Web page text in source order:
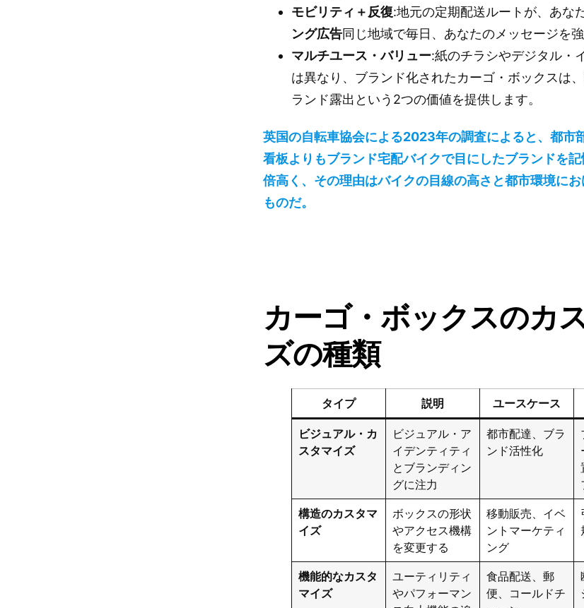
モビリティ＋反復:地元の定期配送ルートが、あな
ング広告同じ地域で毎日、あなたのメッセージを強
マルチユース・バリュー:紙のチラシやデジタル・
は異なり、ブランド化されたカーゴ・ボックスは
ランド露出という2つの価値を提供します。
英国の自転車協会による2023年の調査によると、都市
看板よりもブランド宅配バイクで目にしたブランドを
倍高く、その理由はバイクの目線の高さと都市環境に
ものだ。
カーゴ・ボックスのカ
ズの種類
タイプ 説明 ユースケース
ビジュアル・カ
スタマイズ
ビジュアル・ア
イデンティティ
とブランディン
グに注力
都市配達、ブラ
ンド活性化
構造のカスタマ
イズ
ボックスの形状
やアクセス機構
を変更する
移動販売、イベ
ントマーケティ
ング
機能的なカスタ
マイズ
ユーティリティ
やパフォーマン
食品配送、郵
便、コールドチ